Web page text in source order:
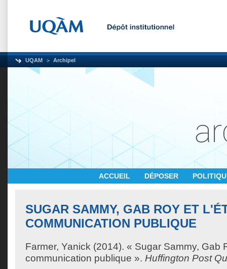
UQAM Archipel
ACCUEIL DÉPOSER
SUGAR SAMMY, GAB ROY ET
COMMUNICATION PUBLIQUE
Farmer, Yanick (2014). « Sugar Sammy, Gab
communication publique ». Huffington Post